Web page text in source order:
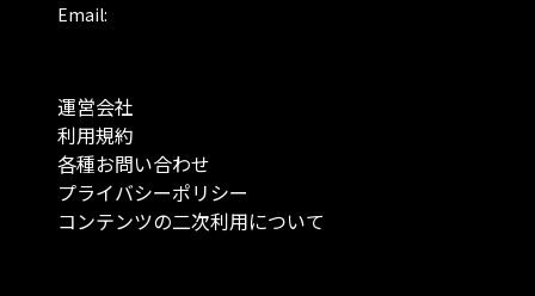
Email:
運営会社
利用規約
各種お問い合わせ
プライバシーポリシー
コンテンツの二次利用について